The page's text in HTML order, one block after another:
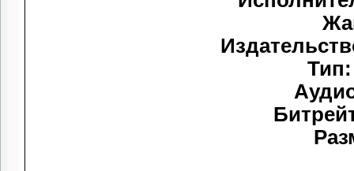
Тип: